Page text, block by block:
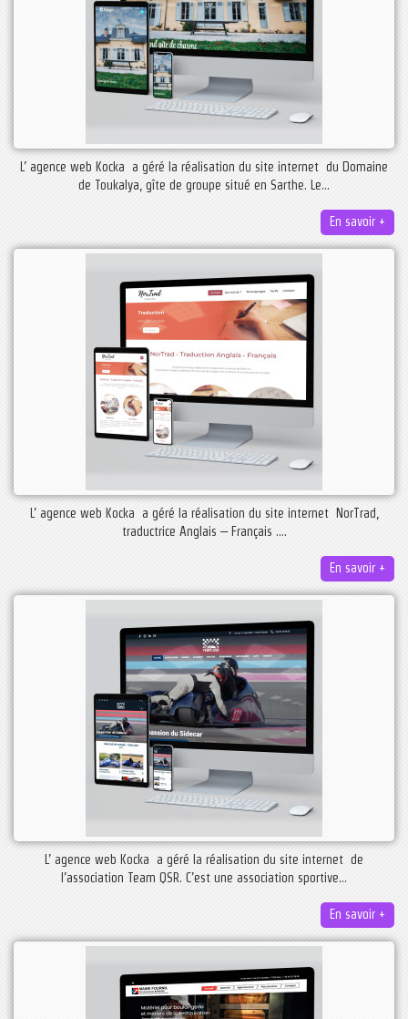
L’ agence web Kocka a géré la réalisation du site internet du Domaine
de Toukalya, gîte de groupe situé en Sarthe. Le...
En savoir +
L’ agence web Kocka a géré la réalisation du site internet NorTrad,
traductrice Anglais – Français ....
En savoir +
L’ agence web Kocka a géré la réalisation du site internet de
l’association Team QSR. C’est une association sportive...
En savoir +